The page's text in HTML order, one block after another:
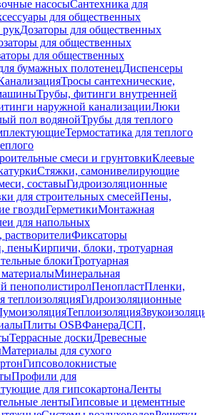
насосыСантехника для
для общественных
Дозаторы для общественных
для общественных
для общественных
бумажных полотенецДиспенсеры
Тросы сантехнические,
Трубы, фитинги внутренней
наружной канализацииЛюки
пол водянойТрубы для теплого
Термостатика для теплого
смеси и грунтовкиКлеевые
Стяжки, самонивелирующие
составыГидроизоляционные
для строительных смесейПены,
гвоздиГерметикиМонтажная
для напольных
Фиксаторы
пеныКирпичи, блоки, тротуарная
блокиТротуарная
Минеральная
пенополистиролПенопластПленки,
Гидроизоляционные
Теплоизоляция
Плиты OSBФанераДСП,
Террасные доскиДревесные
Материалы для сухого
Гипсоволокнистые
Профили для
для гипсокартонаЛенты
лентыГипсовые и цементные